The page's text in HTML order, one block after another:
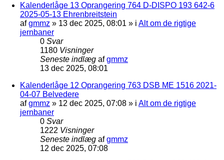
Kalenderlåge 13 Oprangering 764 D-DISPO 193 642-6
2025-05-13 Ehrenbreitstein
afgmmz » 13 dec 2025, 08:01 » i Alt om de rigtige
jernbaner
0 Svar
1180 Visninger
Seneste indlæg afgmmz
13 dec 2025, 08:01
Kalenderlåge 12 Oprangering 763 DSB ME 1516 2021-
04-07 Belvedere
afgmmz » 12 dec 2025, 07:08 » i Alt om de rigtige
jernbaner
0 Svar
1222 Visninger
Seneste indlæg afgmmz
12 dec 2025, 07:08